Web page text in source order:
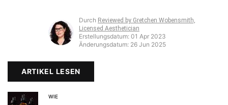
Durch Reviewed by Gretchen Wobensmith,
Licensed Aesthetician
Erstellungsdatum: 01 Apr 2023
Änderungsdatum: 26 Jun 2025
ARTIKEL LESEN
WIE